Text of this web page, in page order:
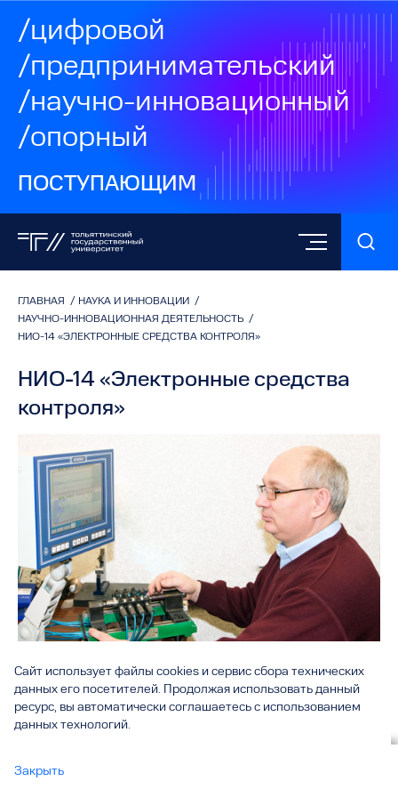
/цифровой
/предпринимательский
/научно-инновационный
/опорный
ПОСТУПАЮЩИМ
ГЛАВНАЯ / НАУКА И ИННОВАЦИИ /
НАУЧНО-ИННОВАЦИОННАЯ ДЕЯТЕЛЬНОСТЬ /
НИО-14 «ЭЛЕКТРОННЫЕ СРЕДСТВА КОНТРОЛЯ»
НИО-14 «Электронные средства
контроля»
Вы смотрите
Деятельность отдела «Электронные средства контроля»
послеоперационного контроля качества деталей, которые
Сайт использует файлы cookies и сервис сбора технических
данных его посетителей. Продолжая использовать данный
ресурс, вы автоматически соглашаетесь с использованием
данных технологий.
Закрыть